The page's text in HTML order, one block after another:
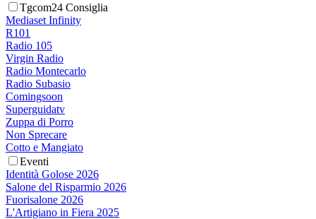
Tgcom24 Consiglia
Mediaset Infinity
R101
Radio 105
Virgin Radio
Radio Montecarlo
Radio Subasio
Comingsoon
Superguidatv
Zuppa di Porro
Non Sprecare
Cotto e Mangiato
Eventi
Identità Golose 2026
Salone del Risparmio 2026
Fuorisalone 2026
L'Artigiano in Fiera 2025